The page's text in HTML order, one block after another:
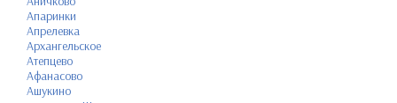
Апаринки
Апрелевка
Архангельское
Атепцево
Афанасово
Ашукино